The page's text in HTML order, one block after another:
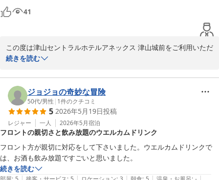
グ＆ハッピーアワー大好評
津山セントラルホテル アネックス 津山城前（ＢＢＨホテルグル
2026-06-11
※当館では、無料の軽食サービスを開始しました。
カレー（※数量限定）、すき焼き丼・親子丼・牛丼・中華丼の4種
また、ドリンクサーバー（ソフトドリンクやアルコール割り対応）
16時から24時までご利用いただけます。
ミニラーメン、スープ各種、紅茶、コーヒーなどもご用意しており
ます。
どうぞご滞在中にご利用くださいませ。
さらに、客室にはスマートテレビを導入しており、
YouTubeなどのネット動画もお楽しみいただけます。
ぜひごゆっくりとお過ごしください。
41
この度は津山セントラルホテルアネックス 津山城前をご利用いただ
き、誠にありがとうございます。
夜の軽食サービスやドリンクサービスにつきましてご満足いただけ
たとのお言葉を頂戴し、大変嬉しく存じます。
カレーやミニラーメン、アルコールを含むドリンクサービスなどを
便利にご利用いただけたようで何よりでございます。
また、立地につきましてもご評価いただきありがとうございます。
当館は駅や飲食店が徒歩圏内にあり、観光やビジネスのお客様にも
便利にご利用いただいております。
今後も快適にお過ごしいただけるホテルづくりと、価格以上にご満
続きを読む
ジョジョの奇妙な冒険
50代/男性 | 1件のクチコミ
5 2026年5月19日投稿
レジャー 一人 2026年5月宿泊
フロントの親切さと飲み放題のウエルカムドリンク
フロント方が親切に対応をして下さいました。ウエルカムドリンクで
は、お酒も飲み放題ですごいと思いました。
続きを読む
| | | |
|